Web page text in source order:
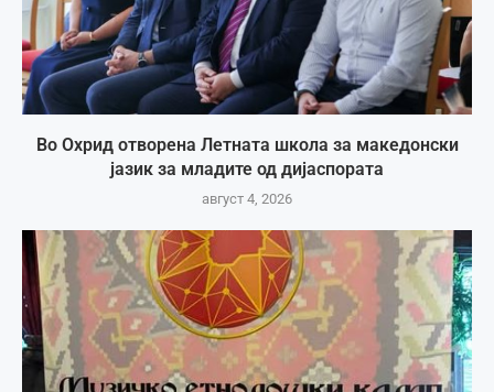
Во Охрид отворена Летната школа за македонски
јазик за младите од дијаспората
август 4, 2026